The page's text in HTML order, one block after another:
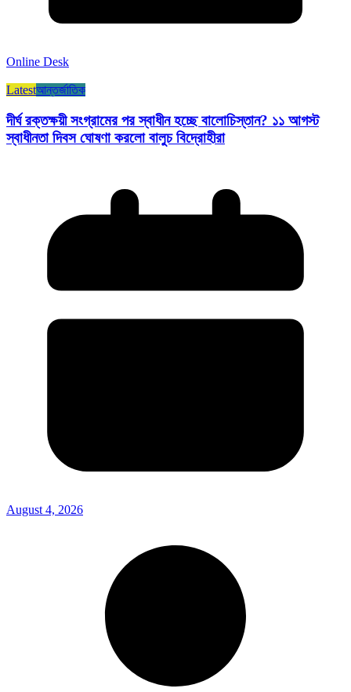
Online Desk
Latestআন্তর্জাতিক
দীর্ঘ রক্তক্ষয়ী সংগ্রামের পর স্বাধীন হচ্ছে বালোচিস্তান? ১১ আগস্ট
স্বাধীনতা দিবস ঘোষণা করলো বালুচ বিদ্রোহীরা
August 4, 2026